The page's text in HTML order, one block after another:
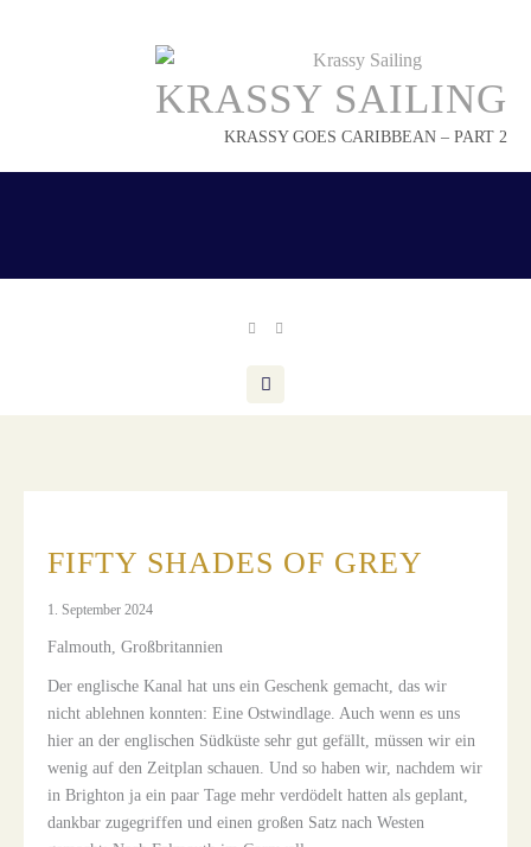
KRASSY SAILING
KRASSY GOES CARIBBEAN – PART 2
FIFTY SHADES OF GREY
1. September 2024
Falmouth, Großbritannien
Der englische Kanal hat uns ein Geschenk gemacht, das wir
nicht ablehnen konnten: Eine Ostwindlage. Auch wenn es uns
hier an der englischen Südküste sehr gut gefällt, müssen wir ein
wenig auf den Zeitplan schauen. Und so haben wir, nachdem wir
in Brighton ja ein paar Tage mehr verdödelt hatten als geplant,
dankbar zugegriffen und einen großen Satz nach Westen